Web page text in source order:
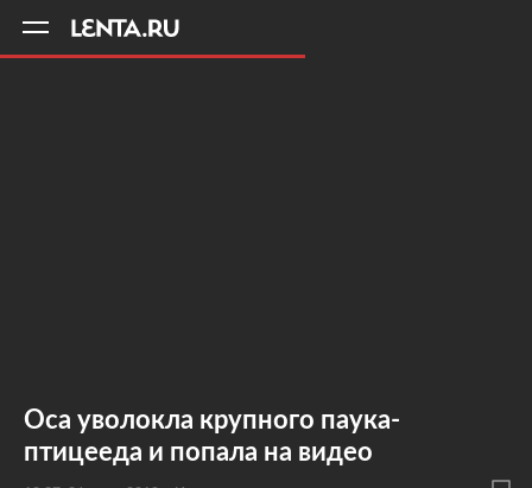
Оса уволокла крупного паука-
птицееда и попала на видео